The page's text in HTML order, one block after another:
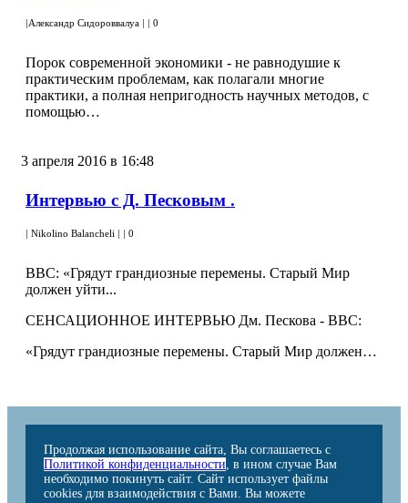
|Александр Сидороввалуа | | 0
Порок современной экономики - не равнодушие к
практическим проблемам, как полагали многие
практики, а полная непригодность научных методов, с
помощью…
3 апреля 2016 в 16:48
Интервью с Д. Песковым .
| Nikolino Balancheli | | 0
ВВС: «Грядут грандиозные перемены. Старый Мир
должен уйти...
СЕНСАЦИОННОЕ ИНТЕРВЬЮ Дм. Пескова - ВВС:
«Грядут грандиозные перемены. Старый Мир должен…
Продолжая использование сайта, Вы соглашаетесь с
Политикой конфиденциальности , в ином случае Вам
необходимо покинуть сайт. Сайт использует файлы
cookies для взаимодействия с Вами. Вы можете